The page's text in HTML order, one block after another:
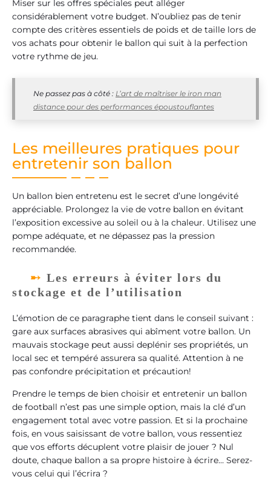
Miser sur les offres spéciales peut alléger
considérablement votre budget. N’oubliez pas de tenir
compte des critères essentiels de poids et de taille lors de
vos achats pour obtenir le ballon qui suit à la perfection
votre rythme de jeu.
Ne passez pas à côté : L’art de maîtriser le iron man
distance pour des performances époustouflantes
Les meilleures pratiques pour
entretenir son ballon
Un ballon bien entretenu est le secret d’une longévité
appréciable. Prolongez la vie de votre ballon en évitant
l’exposition excessive au soleil ou à la chaleur. Utilisez une
pompe adéquate, et ne dépassez pas la pression
recommandée.
Les erreurs à éviter lors du
stockage et de l’utilisation
L’émotion de ce paragraphe tient dans le conseil suivant :
gare aux surfaces abrasives qui abîment votre ballon. Un
mauvais stockage peut aussi deplénir ses propriétés, un
local sec et tempéré assurera sa qualité. Attention à ne
pas confondre précipitation et précaution!
Prendre le temps de bien choisir et entretenir un ballon
de football n’est pas une simple option, mais la clé d’un
engagement total avec votre passion. Et si la prochaine
fois, en vous saisissant de votre ballon, vous ressentiez
que vos efforts décuplent votre plaisir de jouer ? Nul
doute, chaque ballon a sa propre histoire à écrire… Serez-
vous celui qui l’écrira ?